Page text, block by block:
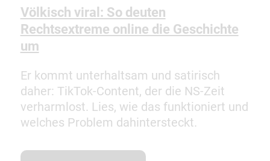
Völkisch viral: So deuten
Rechtsextreme online die Geschichte
um
Er kommt unterhaltsam und satirisch
daher: TikTok-Content, der die NS-Zeit
verharmlost. Lies, wie das funktioniert und
welches Problem dahintersteckt.